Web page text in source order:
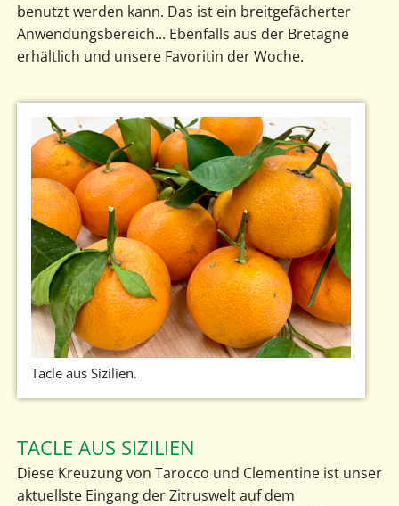
benutzt werden kann. Das ist ein breitgefächerter
Anwendungsbereich... Ebenfalls aus der Bretagne
erhältlich und unsere Favoritin der Woche.
Tacle aus Sizilien.
TACLE AUS SIZILIEN
Diese Kreuzung von Tarocco und Clementine ist unser
aktuellste Eingang der Zitruswelt auf dem